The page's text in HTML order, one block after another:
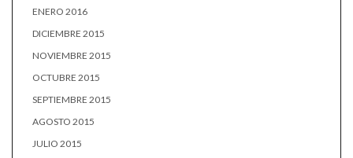
ENERO 2016
DICIEMBRE 2015
NOVIEMBRE 2015
OCTUBRE 2015
SEPTIEMBRE 2015
AGOSTO 2015
JULIO 2015